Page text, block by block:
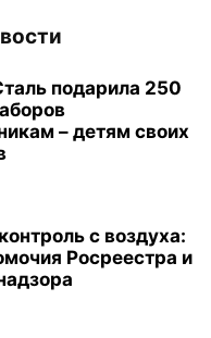
подарила 250
– детям своих
с воздуха:
Росреестра и